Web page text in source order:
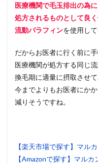
医療機関で毛玉排出の為に
処方されるものとして良
流動パラフィンを使用して
だからお医者に行く前に
医療機関が処方する同じ
換毛期に適量に摂取させて
今までよりもお医者にか
減りそうですね。
【楽天市場で探す】マル
【Amazonで探す】マル